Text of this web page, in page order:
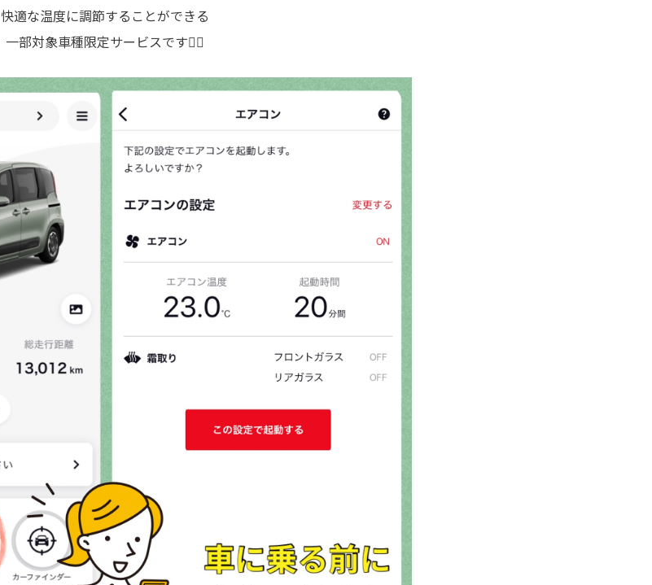
快適な温度に調節することができる
一部対象車種限定サービスです💁‍♀️